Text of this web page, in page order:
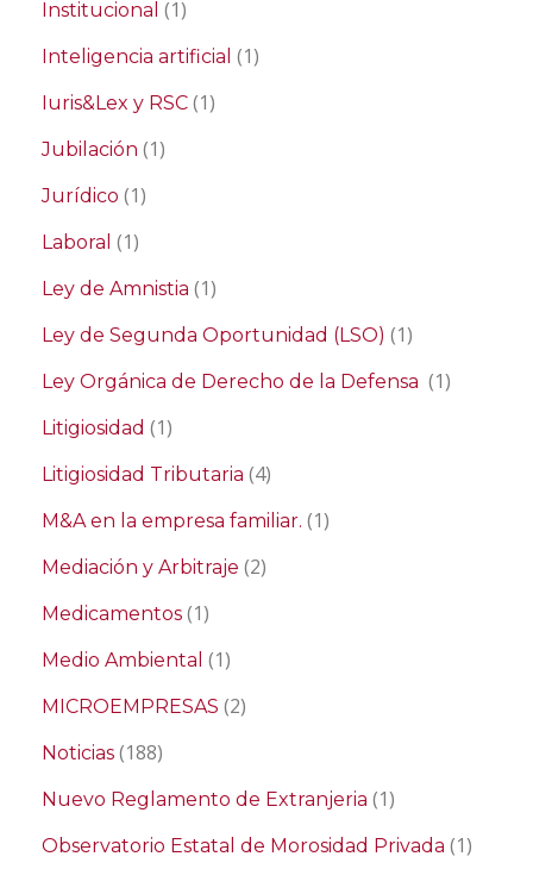
Institucional (1)
Inteligencia artificial (1)
Iuris&Lex y RSC (1)
Jubilación (1)
Jurídico (1)
Laboral (1)
Ley de Amnistia (1)
Ley de Segunda Oportunidad (LSO) (1)
Ley Orgánica de Derecho de la Defensa (1)
Litigiosidad (1)
Litigiosidad Tributaria (4)
M&A en la empresa familiar. (1)
Mediación y Arbitraje (2)
Medicamentos (1)
Medio Ambiental (1)
MICROEMPRESAS (2)
Noticias (188)
Nuevo Reglamento de Extranjeria (1)
Observatorio Estatal de Morosidad Privada (1)